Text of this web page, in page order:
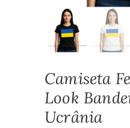
Camiseta
Look
Ucrânia